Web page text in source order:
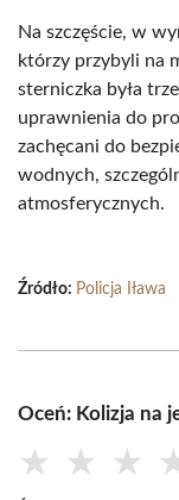
Na szczęście, w
którzy przybyli na
sterniczka była
uprawnienia do
zachęcani do
wodnych,
atmosferycznych.
Źródło: Policja Iława
Oceń: Kolizja na
★ ★ ★